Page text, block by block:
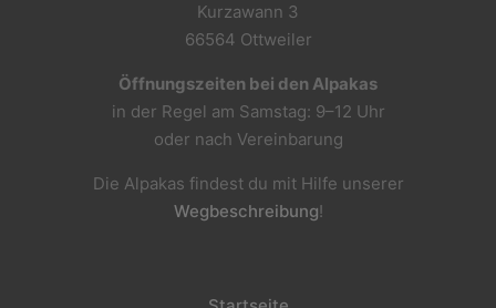
Kurzawann 3
66564 Ottweiler
Öffnungszeiten bei den Alpakas
in der Regel am Samstag: 9–12 Uhr
oder nach Vereinbarung
Die Alpakas findest du mit Hilfe unserer
Wegbeschreibung!